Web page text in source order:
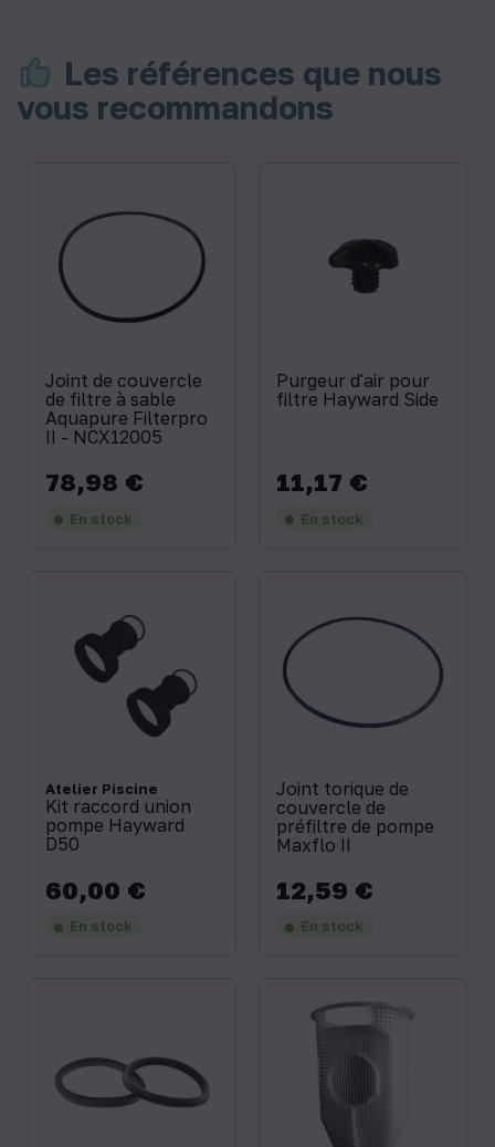
Les références que nous
vous recommandons
Joint de couvercle
de filtre à sable
Aquapure Filterpro
II - NCX12005
Prix
78,98 €
En stock
Purgeur d'air pour
filtre Hayward Side
Prix
11,17 €
En stock
Atelier Piscine
Kit raccord union
pompe Hayward
D50
Prix
60,00 €
En stock
Joint torique de
couvercle de
préfiltre de pompe
Maxflo II
Prix
12,59 €
En stock